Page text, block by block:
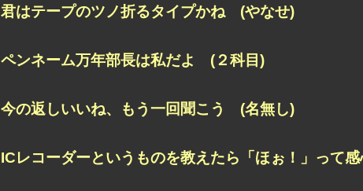
君はテープのツノ折るタイプかね (やなせ)
ペンネーム万年部長は私だよ (２科目)
今の返しいいね、もう一回聞こう (名無し)
ICレコーダーというものを教えたら「ほぉ！」って